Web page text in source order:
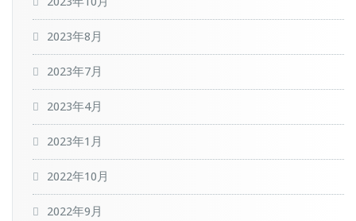
2023年8月
2023年7月
2023年4月
2023年1月
2022年10月
2022年9月